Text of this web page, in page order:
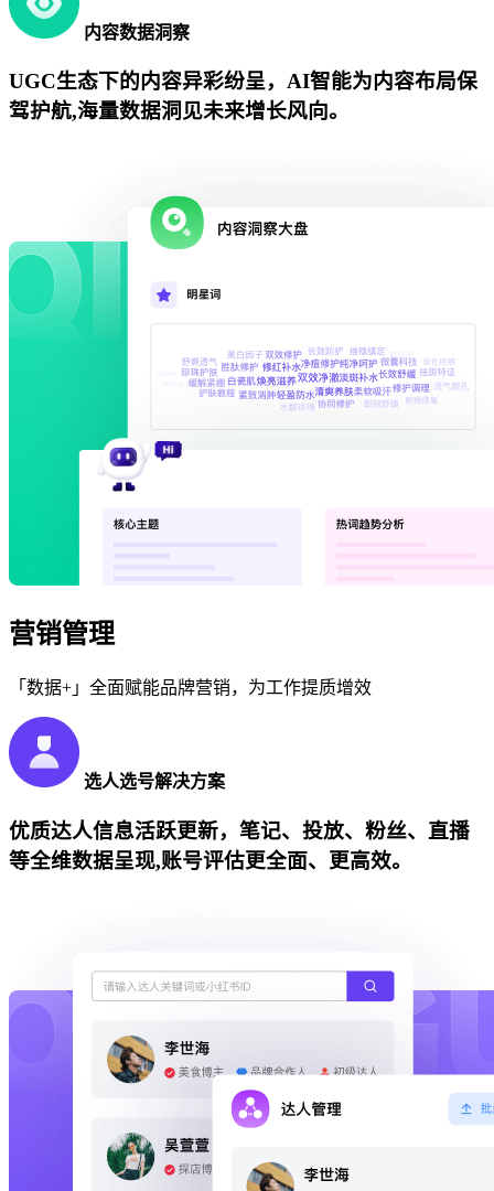
内容数据洞察
UGC生态下的内容异彩纷呈，AI智能为内容布局保
驾护航,海量数据洞见未来增长风向。
营销管理
「数据+」全面赋能品牌营销，为工作提质增效
选人选号解决方案
优质达人信息活跃更新，笔记、投放、粉丝、直播
等全维数据呈现,账号评估更全面、更高效。